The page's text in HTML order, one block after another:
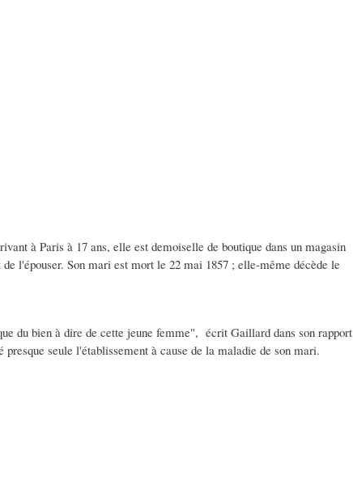
à Paris à 17 ans, elle est demoiselle de boutique dans un magasin
l'épouser. Son mari est mort le 22 mai 1857 ; elle-même décède le
du bien à dire de cette jeune femme", écrit Gaillard dans son rapport
seule l'établissement à cause de la maladie de son mari.